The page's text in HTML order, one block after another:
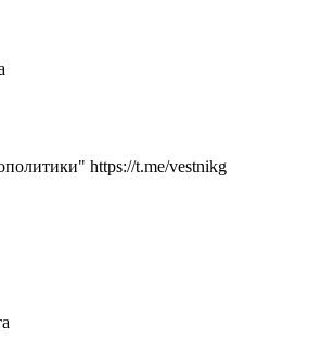
https://t.me/vestnikg